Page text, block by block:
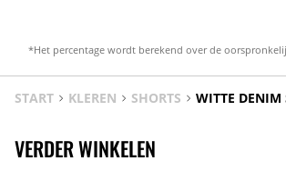
*Het percentage wordt berekend over de
START KLEREN SHORTS WITTE DENIM
VERDER WINKELEN